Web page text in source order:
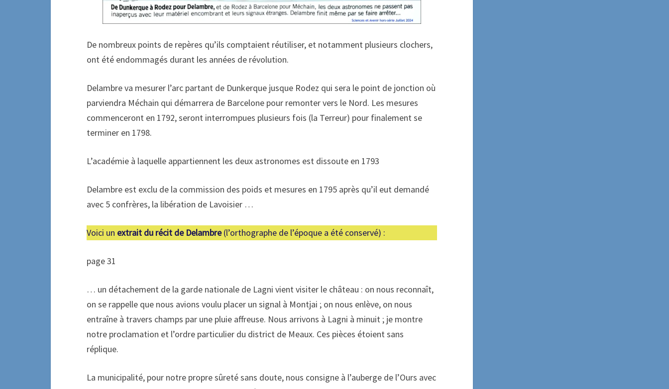
De nombreux points de repères qu’ils comptaient réutiliser, et notamment plusieurs clochers,
ont été endommagés durant les années de révolution.
Delambre va mesurer l’arc partant de Dunkerque jusque Rodez qui sera le point de jonction où
parviendra Méchain qui démarrera de Barcelone pour remonter vers le Nord. Les mesures
commenceront en 1792, seront interrompues plusieurs fois (la Terreur) pour finalement se
terminer en 1798.
L’académie à laquelle appartiennent les deux astronomes est dissoute en 1793
Delambre est exclu de la commission des poids et mesures en 1795 après qu’il eut demandé
avec 5 confrères, la libération de Lavoisier …
Voici un extrait du récit de Delambre(l’orthographe de l’époque a été conservé) :
page 31
… un détachement de la garde nationale de Lagni vient visiter le château : on nous reconnaît,
on se rappelle que nous avions voulu placer un signal à Montjai ; on nous enlève, on nous
entraîne à travers champs par une pluie affreuse. Nous arrivons à Lagni à minuit ; je montre
notre proclamation et l’ordre particulier du district de Meaux. Ces pièces étoient sans
réplique.
La municipalité, pour notre propre sûreté sans doute, nous consigne à l’auberge de l’Ours avec